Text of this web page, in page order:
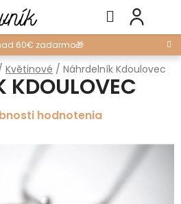
60€ zadarmo🎁
Hľadať
Květinové / Náhrdelník Kdoulovec
KDOULOVEC
hodnotenia